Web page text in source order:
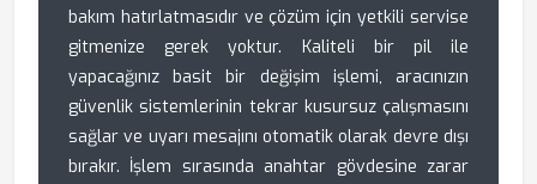
bakım hatırlatmasıdır ve çözüm için yetkili servise
gitmenize gerek yoktur. Kaliteli bir pil ile
yapacağınız basit bir değişim işlemi, aracınızın
güvenlik sistemlerinin tekrar kusursuz çalışmasını
sağlar ve uyarı mesajını otomatik olarak devre dışı
bırakır. İşlem sırasında anahtar gövdesine zarar